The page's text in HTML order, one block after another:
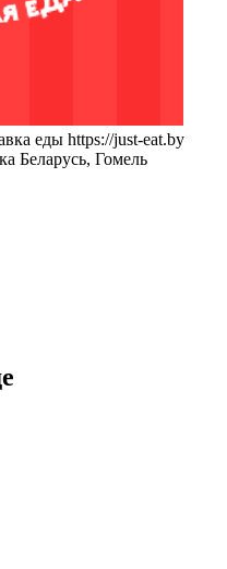
еды https://just-eat.by
Беларусь, Гомель